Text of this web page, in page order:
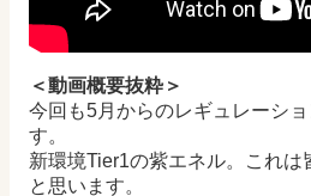
＜動画概要抜粋＞
今回も5月からのレギュレーシ
す。
新環境Tier1の紫エネル。これは
と思います。